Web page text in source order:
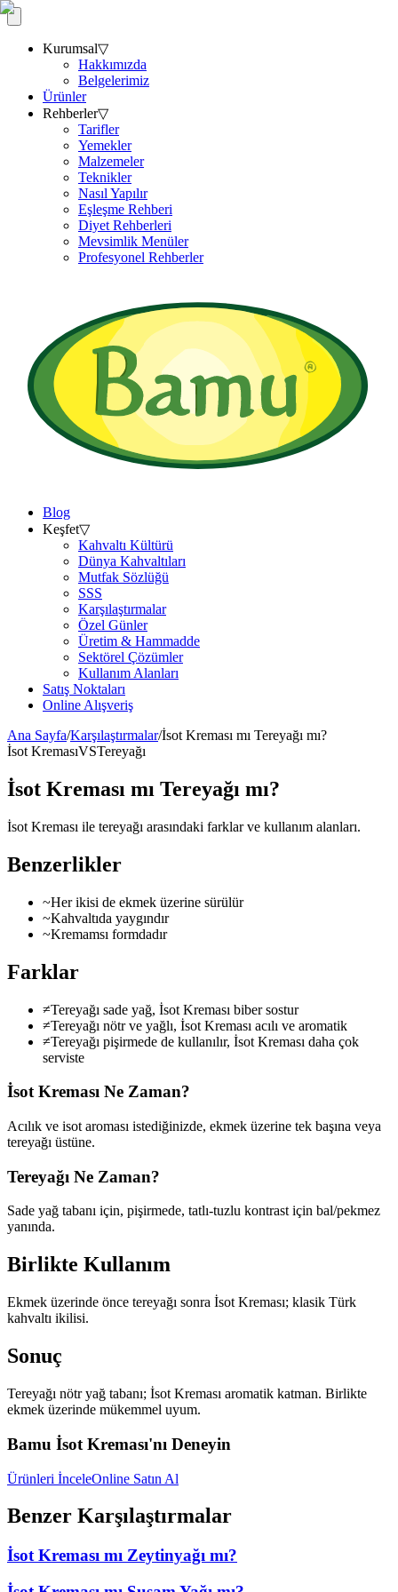
Kurumsal▽
Hakkımızda
Belgelerimiz
Ürünler
Rehberler▽
Tarifler
Yemekler
Malzemeler
Teknikler
Nasıl Yapılır
Eşleşme Rehberi
Diyet Rehberleri
Mevsimlik Menüler
Profesyonel Rehberler
Blog
Keşfet▽
Kahvaltı Kültürü
Dünya Kahvaltıları
Mutfak Sözlüğü
SSS
Karşılaştırmalar
Özel Günler
Üretim & Hammadde
Sektörel Çözümler
Kullanım Alanları
Satış Noktaları
Online Alışveriş
Ana Sayfa/Karşılaştırmalar/İsot Kreması mı Tereyağı mı?
İsot KremasıVSTereyağı
İsot Kreması mı Tereyağı mı?
İsot Kreması ile tereyağı arasındaki farklar ve kullanım alanları.
Benzerlikler
~Her ikisi de ekmek üzerine sürülür
~Kahvaltıda yaygındır
~Kremamsı formdadır
Farklar
≠Tereyağı sade yağ, İsot Kreması biber sostur
≠Tereyağı nötr ve yağlı, İsot Kreması acılı ve aromatik
≠Tereyağı pişirmede de kullanılır, İsot Kreması daha çok
serviste
İsot Kreması Ne Zaman?
Acılık ve isot aroması istediğinizde, ekmek üzerine tek başına veya
tereyağı üstüne.
Tereyağı Ne Zaman?
Sade yağ tabanı için, pişirmede, tatlı-tuzlu kontrast için bal/pekmez
yanında.
Birlikte Kullanım
Ekmek üzerinde önce tereyağı sonra İsot Kreması; klasik Türk
kahvaltı ikilisi.
Sonuç
Tereyağı nötr yağ tabanı; İsot Kreması aromatik katman. Birlikte
ekmek üzerinde mükemmel uyum.
Bamu İsot Kreması'nı Deneyin
Ürünleri İnceleOnline Satın Al
Benzer Karşılaştırmalar
İsot Kreması mı Zeytinyağı mı?